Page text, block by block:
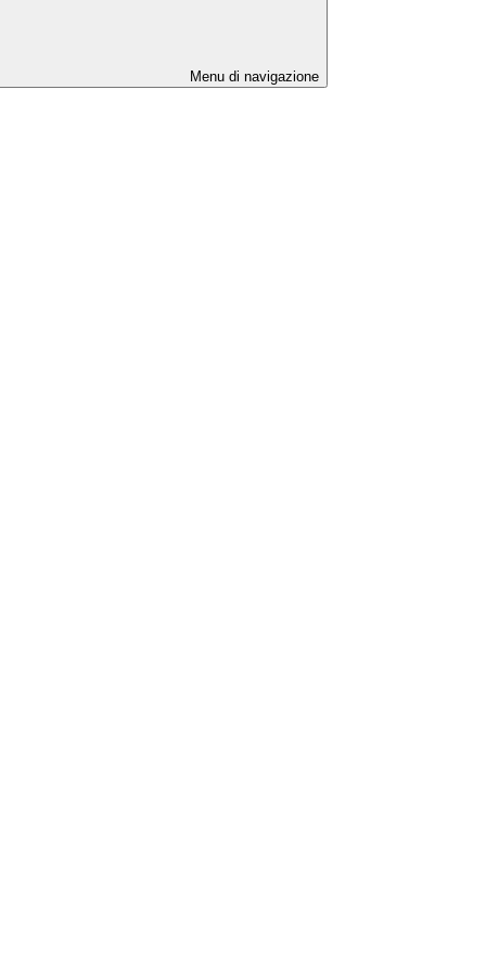
Menu di navigazione